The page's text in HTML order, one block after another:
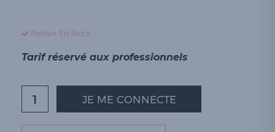
Produit En Stock
Tarif réservé aux professionnels
JE ME CONNECTE